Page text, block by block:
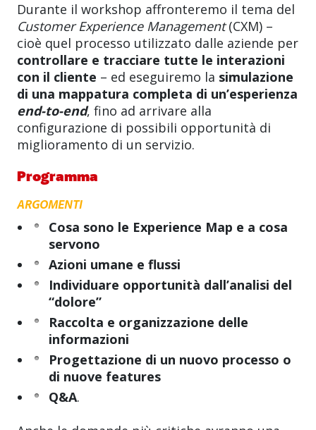
Durante il workshop affronteremo il tema del
Customer Experience Management(CXM) –
cioè quel processo utilizzato dalle aziende per
controllare e tracciare tutte le interazioni
con il cliente – ed eseguiremo la simulazione
di una mappatura completa di un’esperienza
end-to-end, fino ad arrivare alla
configurazione di possibili opportunità di
miglioramento di un servizio.
Programma
ARGOMENTI
Cosa sono le Experience Map e a cosa
servono
Azioni umane e flussi
Individuare opportunità dall’analisi del
“dolore”
Raccolta e organizzazione delle
informazioni
Progettazione di un nuovo processo o
di nuove features
Q&A.